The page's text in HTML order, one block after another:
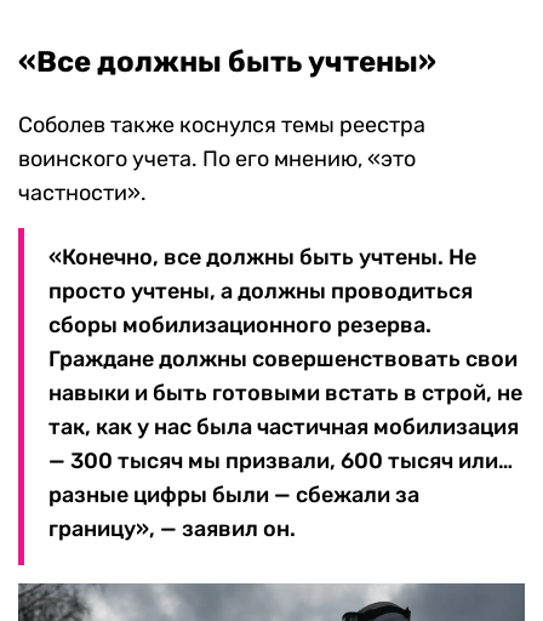
«Все должны быть учтены»
Соболев также коснулся темы реестра
воинского учета. По его мнению, «это
частности».
«Конечно, все должны быть учтены. Не
просто учтены, а должны проводиться
сборы мобилизационного резерва.
Граждане должны совершенствовать свои
навыки и быть готовыми встать в строй, не
так, как у нас была частичная мобилизация
— 300 тысяч мы призвали, 600 тысяч или…
разные цифры были — сбежали за
границу», — заявил он.